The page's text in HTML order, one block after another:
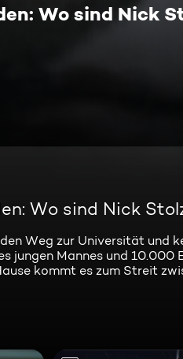
Wo sind Nick
Wo sind Nick
Weg zur Universität und
jungen Mannes und 10.000
kommt es zum Streit